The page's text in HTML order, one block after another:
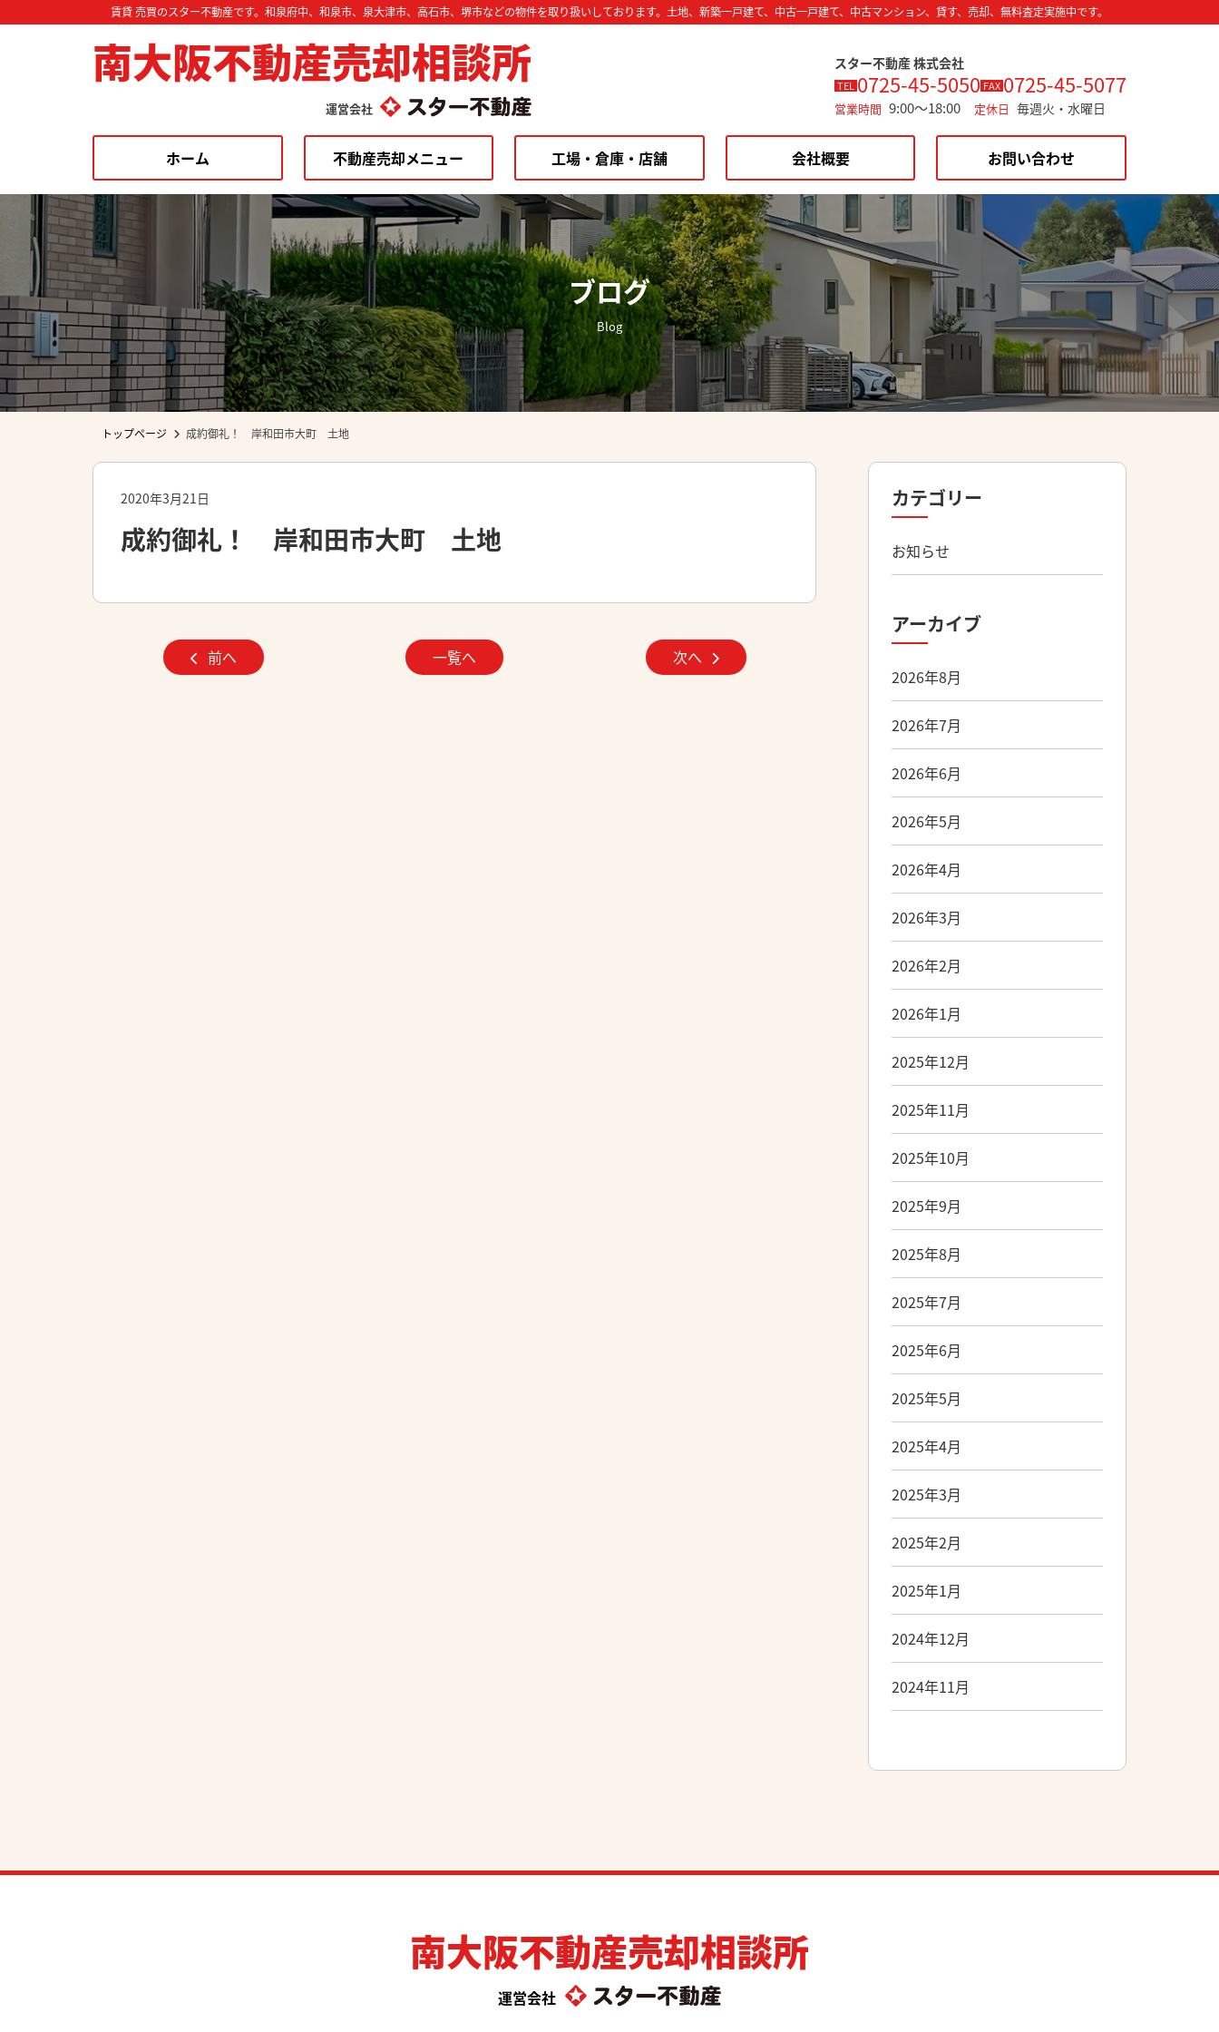
賃貸 売買のスター不動産です。和泉府中、和泉市、泉大津市、高石市、堺市などの物件を取り扱いしております。土地、新築一戸建て、中古一戸建て、中古マンション、貸す、売却、無料査定実施中です。
南大阪不動産売却相談所
運営会社
スター不動産 株式会社
TEL 0725-45-5050 FAX 0725-45-5077
営業時間 9:00～18:00 定休日 毎週火・水曜日
ホーム 不動産売却メニュー 工場・倉庫・店舗 会社概要 お問い合わせ
ブログ
Blog
トップページ 成約御礼！ 岸和田市大町 土地
2020年3月21日
成約御礼！ 岸和田市大町 土地
前へ 一覧へ 次へ
カテゴリー
お知らせ
アーカイブ
2026年8月
2026年7月
2026年6月
2026年5月
2026年4月
2026年3月
2026年2月
2026年1月
2025年12月
2025年11月
2025年10月
2025年9月
2025年8月
2025年7月
2025年6月
2025年5月
2025年4月
2025年3月
2025年2月
2025年1月
2024年12月
2024年11月
南大阪不動産売却相談所
運営会社